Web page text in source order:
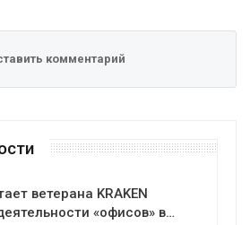
комментарий
ветерана KRAKEN
«офисов» в…